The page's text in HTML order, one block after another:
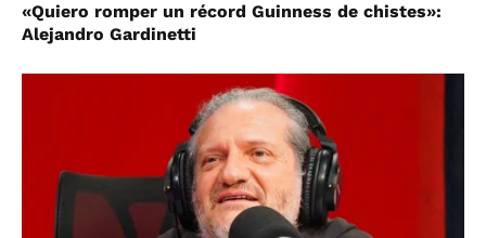
«Quiero romper un récord Guinness de chistes»:
Alejandro Gardinetti